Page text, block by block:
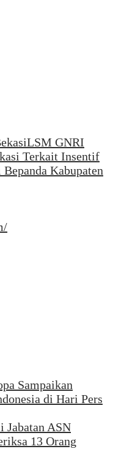
LSM GNRI
Terkait Insentif
Kabupaten
Sampaikan
di Hari Pers
Jabatan ASN
13 Orang